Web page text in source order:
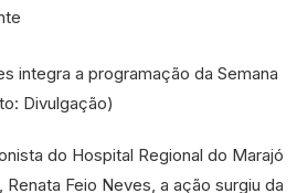
integra a programação da Semana
Divulgação)
do Hospital Regional do Marajó
Feio Neves, a ação surgiu da